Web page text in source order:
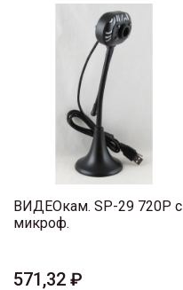
ВИДЕОкам. SP-29 720P с
микроф.
571,32 ₽